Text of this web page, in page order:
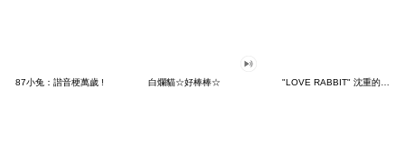
87小兔：諧音梗萬歲 ! 白爛貓☆好棒棒☆ "LOVE RABBIT" 沈重的愛 台灣版